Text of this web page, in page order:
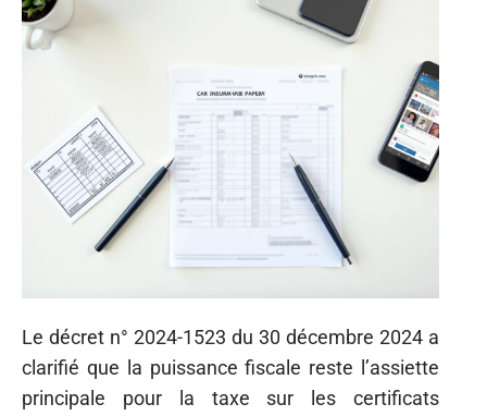
Le décret n° 2024-1523 du 30 décembre 2024 a
clarifié que la puissance fiscale reste l’assiette
principale pour la taxe sur les certificats